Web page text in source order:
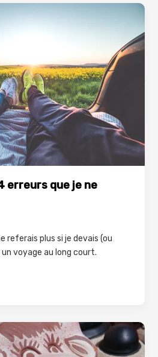
erreurs que je ne
referais plus si je devais (ou
voyage au long court.